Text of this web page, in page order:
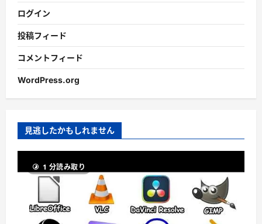
ログイン
投稿フィード
コメントフィード
WordPress.org
見逃したかもしれません
1 分読み取り